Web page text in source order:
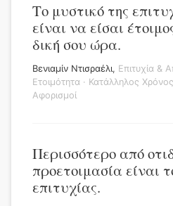
Το μυστικό της
είναι να είσαι
δική σου ώρα.
Βενιαμίν Ντισραέλι, Επιτυχία &
Ετοιμότητα · Κατάλληλος Χρόνος
Αφορισμοί
Περισσότερο από
προετοιμασία είναι
επιτυχίας.